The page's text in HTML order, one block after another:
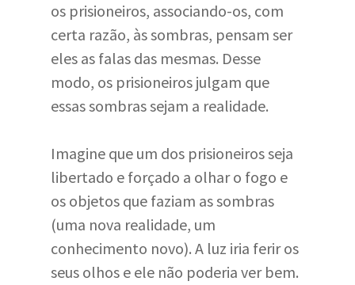
os prisioneiros, associando-os, com
certa razão, às sombras, pensam ser
eles as falas das mesmas. Desse
modo, os prisioneiros julgam que
essas sombras sejam a realidade.
Imagine que um dos prisioneiros seja
libertado e forçado a olhar o fogo e
os objetos que faziam as sombras
(uma nova realidade, um
conhecimento novo). A luz iria ferir os
seus olhos e ele não poderia ver bem.